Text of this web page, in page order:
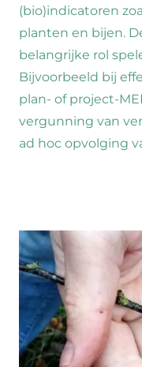
(bio)indicatoren
planten en bijen.
belangrijke rol
Bijvoorbeeld bij
plan- of project-
vergunning van
ad hoc opvolging